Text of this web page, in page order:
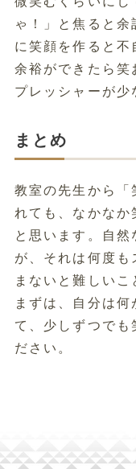
ゃ！」と焦ると
に笑顔を作ると不
余裕ができたら笑
プレッシャーが少
まとめ
教室の先生から「
れても、なかなか
と思います。自
が、それは何度も
まないと難しいこ
まずは、自分は何
て、少しずつでも
ださい。